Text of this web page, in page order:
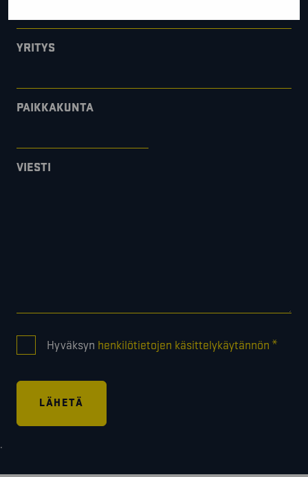
YRITYS
PAIKKAKUNTA
VIESTI
Hyväksyn henkilötietojen käsittelykäytännön *
.